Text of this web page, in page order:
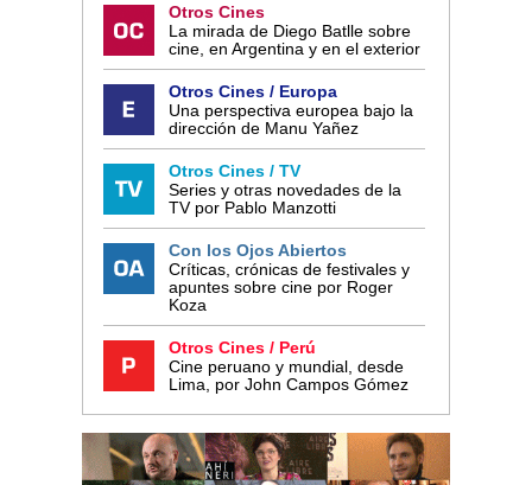
Otros Cines
La mirada de Diego Batlle sobre
cine, en Argentina y en el exterior
Otros Cines / Europa
Una perspectiva europea bajo la
dirección de Manu Yañez
Otros Cines / TV
Series y otras novedades de la
TV por Pablo Manzotti
Con los Ojos Abiertos
Críticas, crónicas de festivales y
apuntes sobre cine por Roger
Koza
Otros Cines / Perú
Cine peruano y mundial, desde
Lima, por John Campos Gómez